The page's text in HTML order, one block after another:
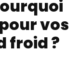
vos
froid ?